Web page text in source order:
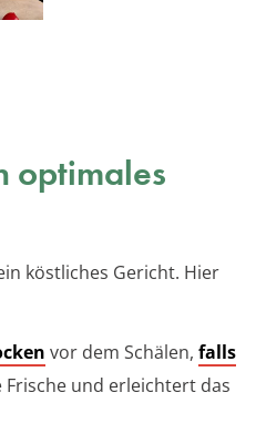
optimales
köstliches Gericht. Hier
vor dem Schälen, falls
Frische und erleichtert das